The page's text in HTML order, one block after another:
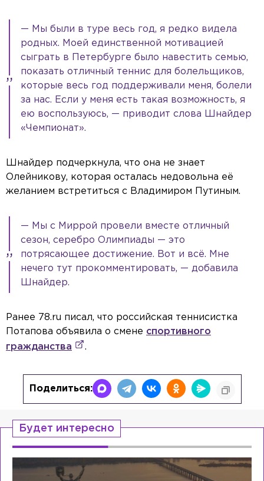
— Мы были в туре весь год, я редко видела
родных. Моей единственной мотивацией
сыграть в Петербурге было навестить семью,
показать отличный теннис для болельщиков,
которые весь год поддерживали меня, болели
за нас. Если у меня есть такая возможность, я
ею воспользуюсь, — приводит слова Шнайдер
«Чемпионат».
Шнайдер подчеркнула, что она не знает
Олейникову, которая осталась недовольна её
желанием встретиться с Владимиром Путиным.
— Мы с Миррой провели вместе отличный
сезон, серебро Олимпиады — это
потрясающее достижение. Вот и всё. Мне
нечего тут прокомментировать, — добавила
Шнайдер.
Ранее 78.ru писал, что российская теннисистка
Потапова объявила о смене спортивного
гражданства
.
Поделиться:
Будет интересно